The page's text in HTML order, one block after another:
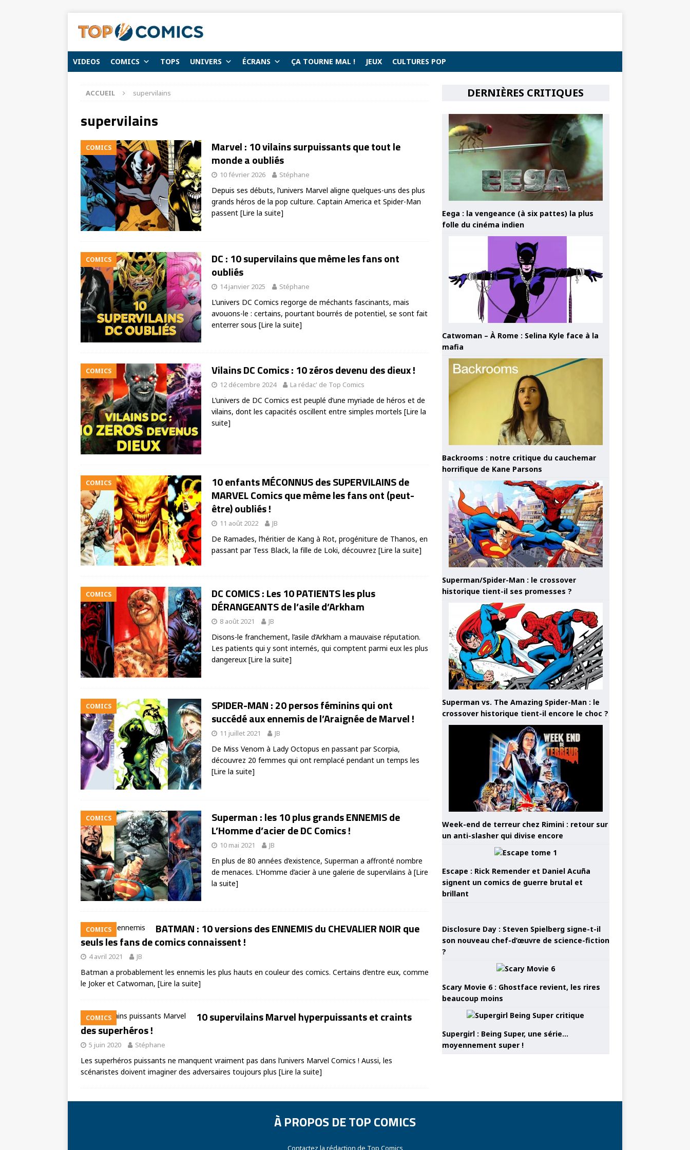
VIDEOS COMICS TOPS UNIVERS ÉCRANS ÇA TOURNE MAL ! JEUX CULTURES POP
ACCUEIL supervilains
supervilains
COMICS
Marvel : 10 vilains surpuissants que tout le
monde a oubliés
10 février 2026 Stéphane
Depuis ses débuts, l’univers Marvel aligne quelques-uns des plus
grands héros de la pop culture. Captain America et Spider-Man
passent [Lire la suite]
COMICS
DC : 10 supervilains que même les fans ont
oubliés
14 janvier 2025 Stéphane
L’univers DC Comics regorge de méchants fascinants, mais
avouons-le : certains, pourtant bourrés de potentiel, se sont fait
enterrer sous [Lire la suite]
COMICS Vilains DC Comics : 10 zéros devenu des dieux !
12 décembre 2024 La rédac' de Top Comics
L’univers de DC Comics est peuplé d’une myriade de héros et de
vilains, dont les capacités oscillent entre simples mortels [Lire la
suite]
COMICS
10 enfants MÉCONNUS des SUPERVILAINS de
MARVEL Comics que même les fans ont (peut-
être) oubliés !
11 août 2022 JB
De Ramades, l’héritier de Kang à Rot, progéniture de Thanos, en
passant par Tess Black, la fille de Loki, découvrez [Lire la suite]
COMICS
DC COMICS : Les 10 PATIENTS les plus
DÉRANGEANTS de l’asile d’Arkham
8 août 2021 JB
Disons-le franchement, l’asile d’Arkham a mauvaise réputation.
Les patients qui y sont internés, qui comptent parmi eux les plus
dangereux [Lire la suite]
COMICS
SPIDER-MAN : 20 persos féminins qui ont
succédé aux ennemis de l’Araignée de Marvel !
11 juillet 2021 JB
De Miss Venom à Lady Octopus en passant par Scorpia,
découvrez 20 femmes qui ont remplacé pendant un temps les
[Lire la suite]
COMICS
Superman : les 10 plus grands ENNEMIS de
L’Homme d’acier de DC Comics !
10 mai 2021 JB
En plus de 80 années d’existence, Superman a affronté nombre
de menaces. L’Homme d’acier à une galerie de supervilains à [Lire
la suite]
COMICS
BATMAN : 10 versions des ENNEMIS du CHEVALIER NOIR que
seuls les fans de comics connaissent !
4 avril 2021 JB
Batman a probablement les ennemis les plus hauts en couleur des comics. Certains d’entre eux, comme
le Joker et Catwoman, [Lire la suite]
COMICS
10 supervilains Marvel hyperpuissants et craints
des superhéros !
5 juin 2020 Stéphane
Les superhéros puissants ne manquent vraiment pas dans l’univers Marvel Comics ! Aussi, les
scénaristes doivent imaginer des adversaires toujours plus [Lire la suite]
DERNIÈRES CRITIQUES
Eega : la vengeance (à six pattes) la plus
folle du cinéma indien
Catwoman – À Rome : Selina Kyle face à la
mafia
Backrooms : notre critique du cauchemar
horrifique de Kane Parsons
Superman/Spider-Man : le crossover
historique tient-il ses promesses ?
Superman vs. The Amazing Spider-Man : le
crossover historique tient-il encore le choc ?
Week-end de terreur chez Rimini : retour sur
un anti-slasher qui divise encore
Escape : Rick Remender et Daniel Acuña
signent un comics de guerre brutal et
brillant
Disclosure Day : Steven Spielberg signe-t-il
son nouveau chef-d’œuvre de science-fiction
?
Scary Movie 6 : Ghostface revient, les rires
beaucoup moins
Supergirl : Being Super, une série…
moyennement super !
À PROPOS DE TOP COMICS
Contactez la rédaction de Top Comics